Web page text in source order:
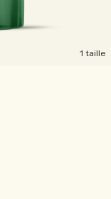
1 taille